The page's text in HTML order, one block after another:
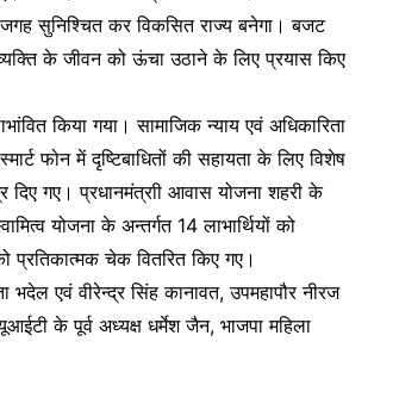
सुनिश्चित कर विकसित राज्य बनेगा। बजट
के जीवन को ऊंचा उठाने के लिए प्रयास किए
किया गया। सामाजिक न्याय एवं अधिकारिता
फोन में दृष्टिबाधितों की सहायता के लिए विशेष
दिए गए। प्रधानमंत्राी आवास योजना शहरी के
योजना के अन्तर्गत 14 लाभार्थियों को
प्रतिकात्मक चेक वितरित किए गए।
एवं वीरेन्द्र सिंह कानावत, उपमहापौर नीरज
के पूर्व अध्यक्ष धर्मेश जैन, भाजपा महिला